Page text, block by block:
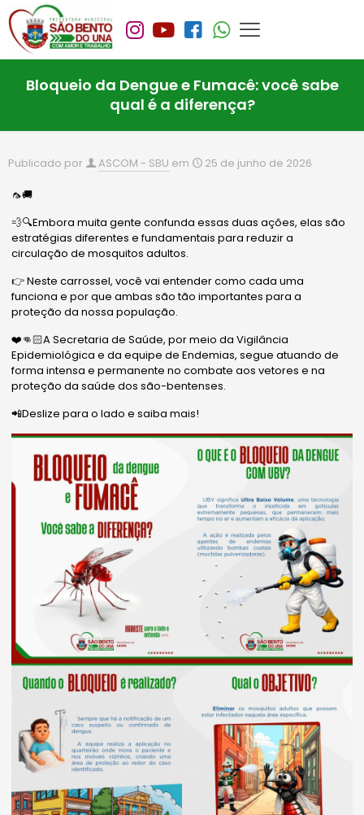
Bloqueio da Dengue e Fumacê: você sabe
qual é a diferença?
Publicado por ASCOM - SBU em 25 de junho de 2026
🦟🚚
💨🔍Embora muita gente confunda essas duas ações, elas são
estratégias diferentes e fundamentais para reduzir a
circulação de mosquitos adultos.
👉 Neste carrossel, você vai entender como cada uma
funciona e por que ambas são tão importantes para a
proteção da nossa população.
❤️👊🏻A Secretaria de Saúde, por meio da Vigilância
Epidemiológica e da equipe de Endemias, segue atuando de
forma intensa e permanente no combate aos vetores e na
proteção da saúde dos são-bentenses.
📲Deslize para o lado e saiba mais!